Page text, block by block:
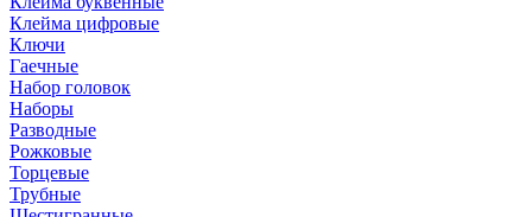
Клейма цифровые
Ключи
Гаечные
Набор головок
Наборы
Разводные
Рожковые
Торцевые
Трубные